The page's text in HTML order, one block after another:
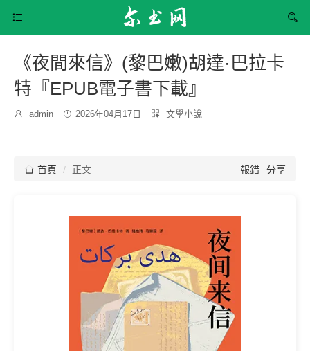


《夜間來信》(黎巴嫩)胡達·巴拉卡
特『EPUB電子書下載』

博
admin  發
2026年04月17日 
分
文學小說
 首頁 正文 報錯 分享